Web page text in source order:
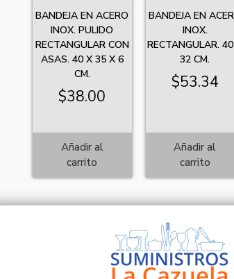
BANDEJA EN ACERO
INOX. PULIDO
RECTANGULAR CON
ASAS. 40 X 35 X 6
CM.
$38.00
Añadir al
carrito
BANDEJA EN
INOX.
RECTANGULAR.
32 CM.
$53.34
Añadir al
carrito